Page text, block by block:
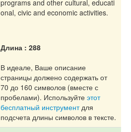
programs and other cultural, educati
onal, civic and economic activities.
Длина : 288
В идеале, Ваше описание
страницы должено содержать от
70 до 160 символов (вместе с
пробелами). Используйте этот
бесплатный инструментдля
подсчета длины символов в тексте.